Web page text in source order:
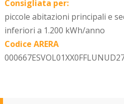
Consigliata per:
piccole abitazioni principali e
inferiori a 1.200 kWh/anno
Codice ARERA